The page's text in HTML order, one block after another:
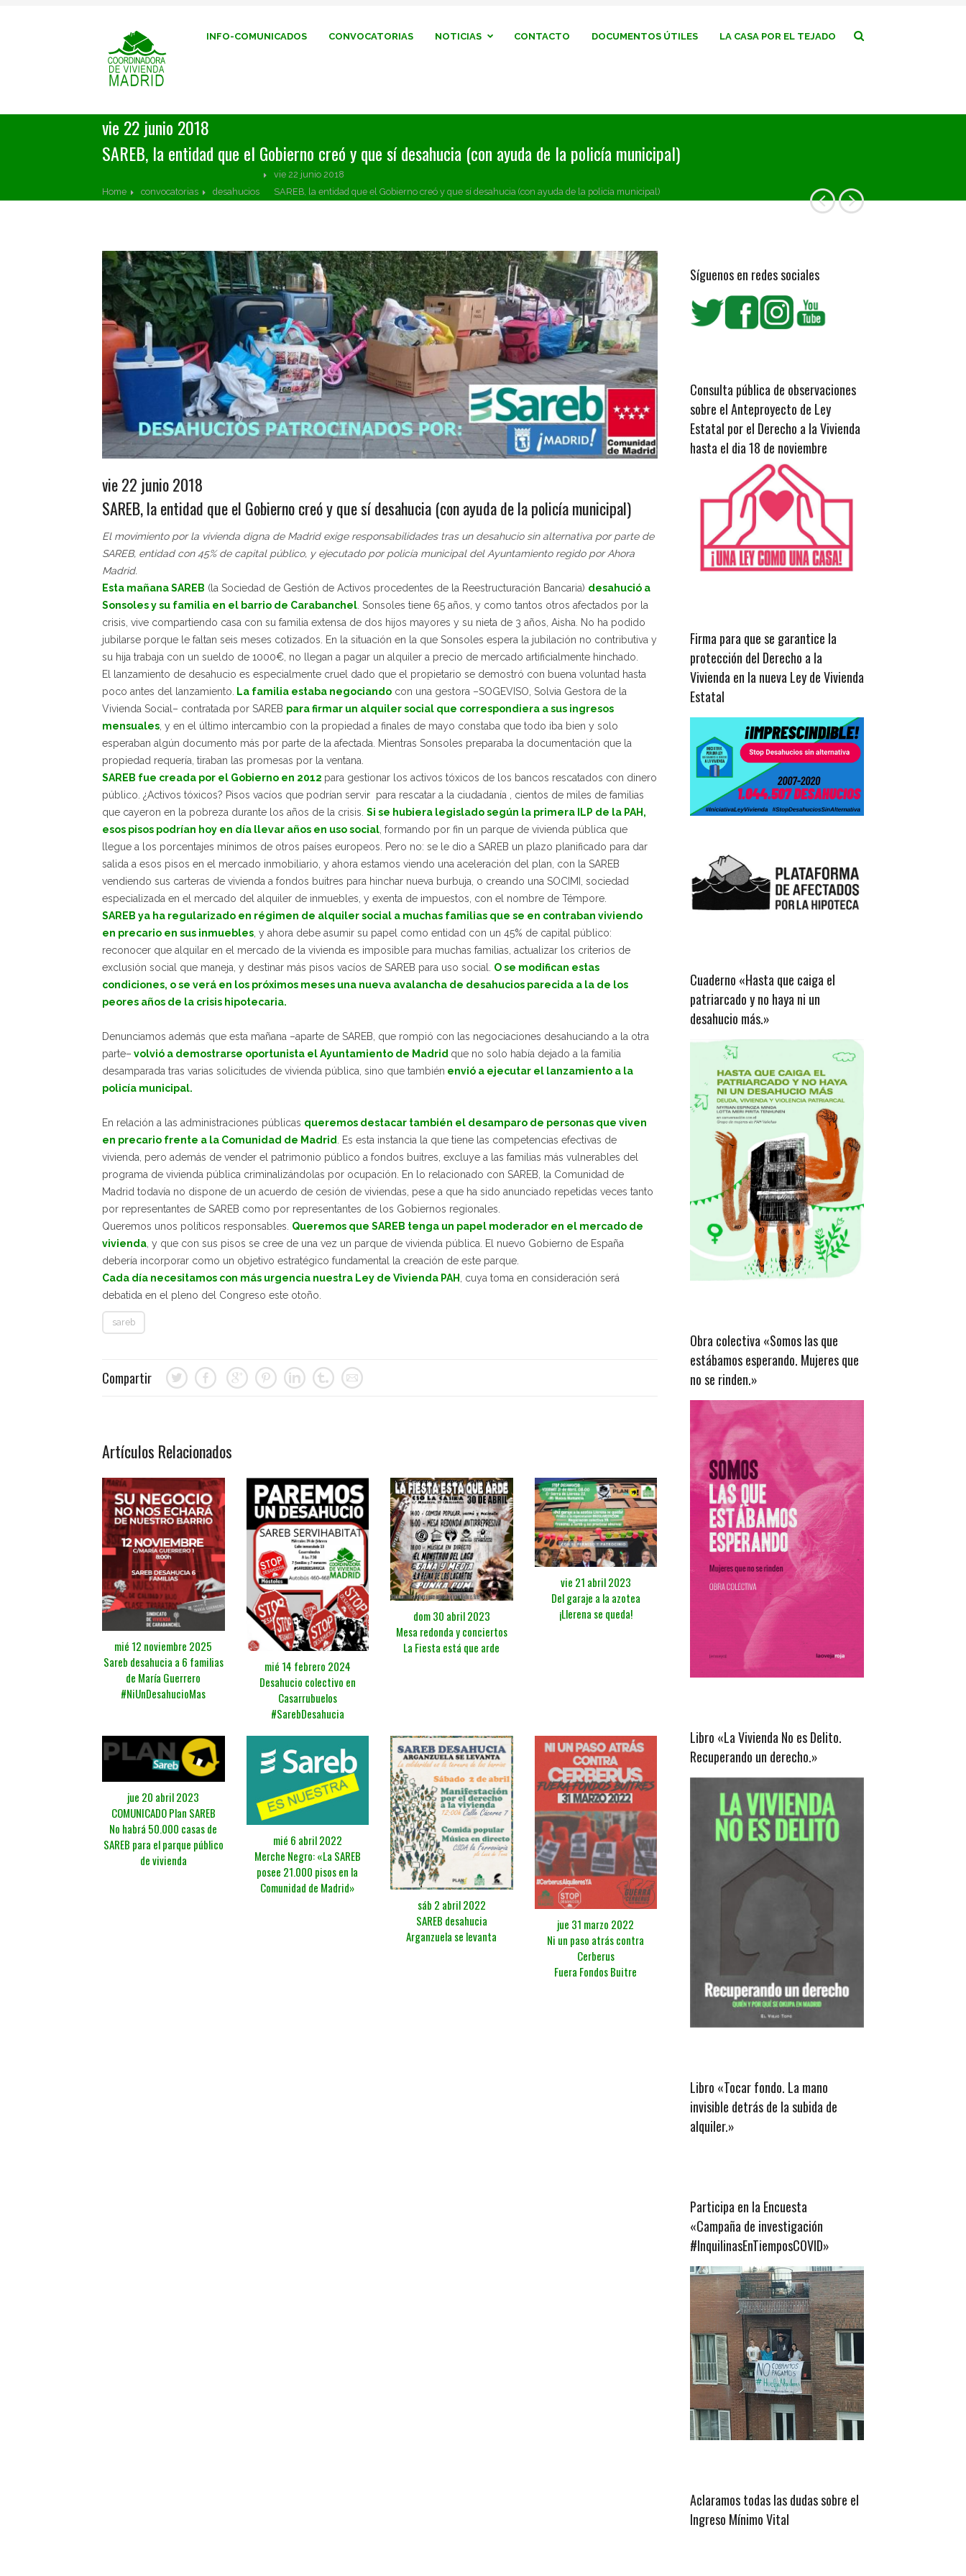
INFO-COMUNICADOS CONVOCATORIAS NOTICIAS CONTACTO DOCUMENTOS ÚTILES LA CASA POR EL TEJADO
vie 22 junio 2018
SAREB, la entidad que el Gobierno creó y que sí desahucia (con ayuda de la policía municipal)
Home convocatorias desahucios
vie 22 junio 2018
SAREB, la entidad que el Gobierno creó y que sí desahucia (con ayuda de la policía municipal)
vie 22 junio 2018
SAREB, la entidad que el Gobierno creó y que sí desahucia (con ayuda de la policía municipal)
El movimiento por la vivienda digna de Madrid exige responsabilidades tras un desahucio sin alternativa por parte de
SAREB, entidad con 45% de capital público, y ejecutado por policía municipal del Ayuntamiento regido por Ahora
Madrid.
Esta mañana SAREB (la Sociedad de Gestión de Activos procedentes de la Reestructuración Bancaria) desahució a
Sonsoles y su familia en el barrio de Carabanchel . Sonsoles tiene 65 años, y como tantos otros afectados por la
crisis, vive compartiendo casa con su familia extensa de dos hijos mayores y su nieta de 3 años, Aisha. No ha podido
jubilarse porque le faltan seis meses cotizados. En la situación en la que Sonsoles espera la jubilación no contributiva y
su hija trabaja con un sueldo de 1000€, no llegan a pagar un alquiler a precio de mercado artificialmente hinchado.
El lanzamiento de desahucio es especialmente cruel dado que el propietario se demostró con buena voluntad hasta
poco antes del lanzamiento.
La familia estaba negociando con una gestora –SOGEVISO, Solvia Gestora de la
Vivienda Social– contratada por SAREB para firmar un alquiler social que correspondiera a sus ingresos
mensuales , y en el último intercambio con la propiedad a finales de mayo constaba que todo iba bien y solo
esperaban algún documento más por parte de la afectada. Mientras Sonsoles preparaba la documentación que la
propiedad requería, tiraban las promesas por la ventana.
SAREB fue creada por el Gobierno en 2012 para gestionar los activos tóxicos de los bancos rescatados con dinero
público. ¿Activos tóxicos? Pisos vacíos que podrían servir para rescatar a la ciudadanía , cientos de miles de familias
que cayeron en la pobreza durante los años de la crisis. Si se hubiera legislado según la primera ILP de la PAH,
esos pisos podrían hoy en día llevar años en uso social , formando por fin un parque de vivienda pública que
llegue a los porcentajes mínimos de otros países europeos. Pero no: se le dio a SAREB un plazo planificado para dar
salida a esos pisos en el mercado inmobiliario, y ahora estamos viendo una aceleración del plan, con la SAREB
vendiendo sus carteras de vivienda a fondos buitres para hinchar nueva burbuja, o creando una SOCIMI, sociedad
especializada en el mercado del alquiler de inmuebles, y exenta de impuestos, con el nombre de Témpore.
SAREB ya ha regularizado en régimen de alquiler social a muchas familias que se en contraban viviendo
en precario en sus inmuebles y ahora debe asumir su papel como entidad con un 45% de capital público:
reconocer que alquilar en el mercado de la vivienda es imposible para muchas familias, actualizar los criterios de
exclusión social que maneja, y destinar más pisos vacíos de SAREB para uso social. O se modifican estas
condiciones, o se verá en los próximos meses una nueva avalancha de desahucios parecida a la de los
peores años de la crisis hipotecaria.
Denunciamos además que esta mañana –aparte de SAREB, que rompió con las negociaciones desahuciando a la otra
parte– volvió a demostrarse oportunista el Ayuntamiento de Madrid que no solo había dejado a la familia
desamparada tras varias solicitudes de vivienda pública, sino que también envió a ejecutar el lanzamiento a la
policía municipal.
En relación a las administraciones públicas queremos destacar también el desamparo de personas que viven
en precario frente a la Comunidad de Madrid
. Es esta instancia la que tiene las competencias efectivas de
vivienda, pero además de vender el patrimonio público a fondos buitres, excluye a las familias más vulnerables del
programa de vivienda pública criminalizándolas por ocupación. En lo relacionado con SAREB, la Comunidad de
Madrid todavía no dispone de un acuerdo de cesión de viviendas, pese a que ha sido anunciado repetidas veces tanto
por representantes de SAREB como por representantes de los Gobiernos regionales.
Queremos unos políticos responsables. Queremos que SAREB tenga un papel moderador en el mercado de
vivienda , y que con sus pisos se cree de una vez un parque de vivienda pública. El nuevo Gobierno de España
debería incorporar como un objetivo estratégico fundamental la creación de este parque.
Cada día necesitamos con más urgencia nuestra Ley de Vivienda PAH
, cuya toma en consideración será
debatida en el pleno del Congreso este otoño.
sareb
Compartir
Artículos Relacionados
mié 12 noviembre 2025
Sareb desahucia a 6 familias
de María Guerrero
#NiUnDesahucioMas
mié 14 febrero 2024
Desahucio colectivo en
Casarrubuelos
#SarebDesahucia
dom 30 abril 2023
Mesa redonda y conciertos
La Fiesta está que arde
vie 21 abril 2023
Del garaje a la azotea
¡Llerena se queda!
jue 20 abril 2023
COMUNICADO Plan SAREB
No habrá 50.000 casas de
SAREB para el parque público
de vivienda
mié 6 abril 2022
Merche Negro: «La SAREB
posee 21.000 pisos en la
Comunidad de Madrid»
sáb 2 abril 2022
SAREB desahucia
Arganzuela se levanta
jue 31 marzo 2022
Ni un paso atrás contra
Cerberus
Fuera Fondos Buitre
Síguenos en redes sociales
Consulta pública de observaciones
sobre el Anteproyecto de Ley
Estatal por el Derecho a la Vivienda
hasta el dia 18 de noviembre
Firma para que se garantice la
protección del Derecho a la
Vivienda en la nueva Ley de Vivienda
Estatal
Cuaderno «Hasta que caiga el
patriarcado y no haya ni un
desahucio más.»
Obra colectiva «Somos las que
estábamos esperando. Mujeres que
no se rinden.»
Libro «La Vivienda No es Delito.
Recuperando un derecho.»
Libro «Tocar fondo. La mano
invisible detrás de la subida de
alquiler.»
Participa en la Encuesta
«Campaña de investigación
#InquilinasEnTiemposCOVID»
Aclaramos todas las dudas sobre el
Ingreso Mínimo Vital